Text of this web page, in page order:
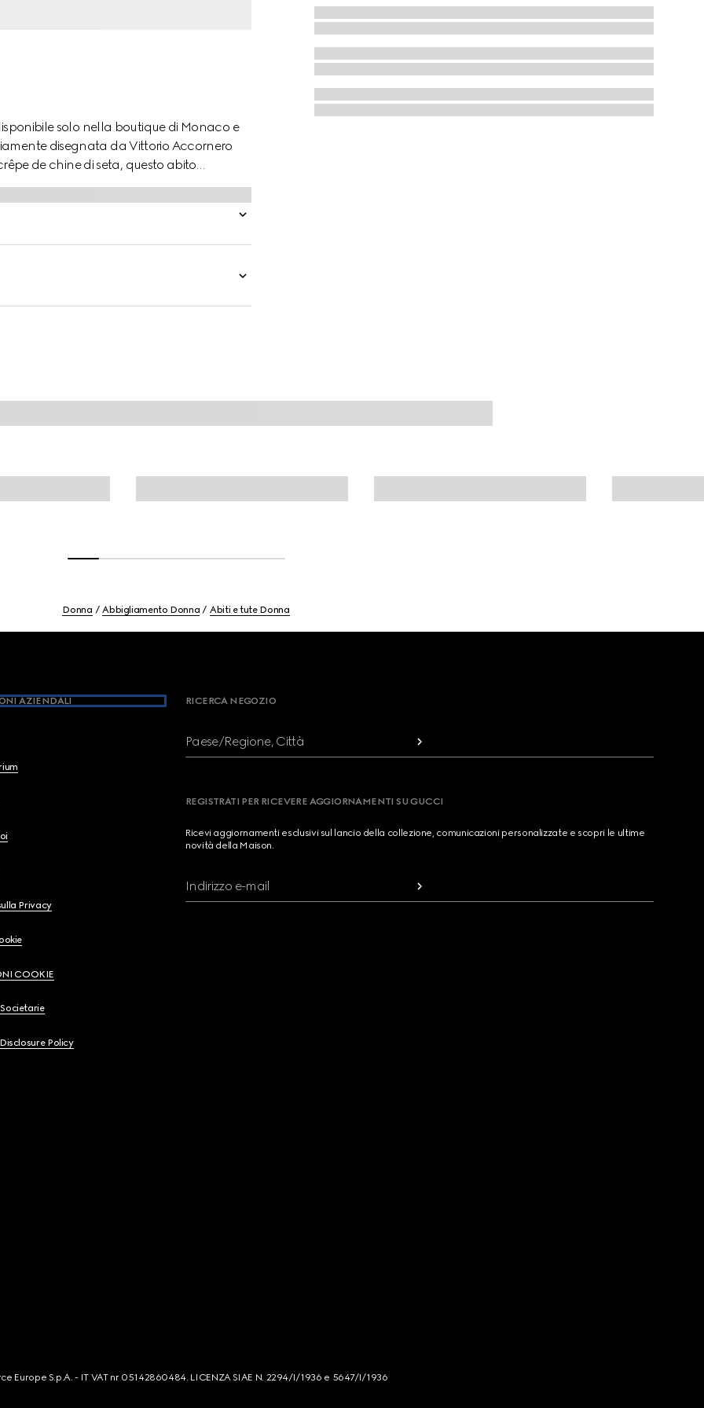
solo nella boutique di Monaco e
disegnata da Vittorio Accornero
de chine di seta, questo abito
Gucci Flora all over.
Donna Abbigliamento Donna Abiti e tute Donna
AZIENDALI
Privacy
COOKIE
Policy
RICERCA NEGOZIO
Paese/Regione, Città
REGISTRATI PER RICEVERE AGGIORNAMENTI SU GUCCI
Ricevi aggiornamenti esclusivi sul lancio della collezione, comunicazioni personalizzate e scopri le ultime
novità della Maison.
Indirizzo e-mail
Europe S.p.A. - IT VAT nr 05142860484. LICENZA SIAE N. 2294/I/1936 e 5647/I/1936